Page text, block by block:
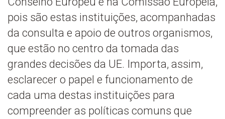
pois são estas instituições, acompanhadas
da consulta e apoio de outros organismos,
que estão no centro da tomada das
grandes decisões da UE. Importa, assim,
esclarecer o papel e funcionamento de
cada uma destas instituições para
compreender as políticas comuns que